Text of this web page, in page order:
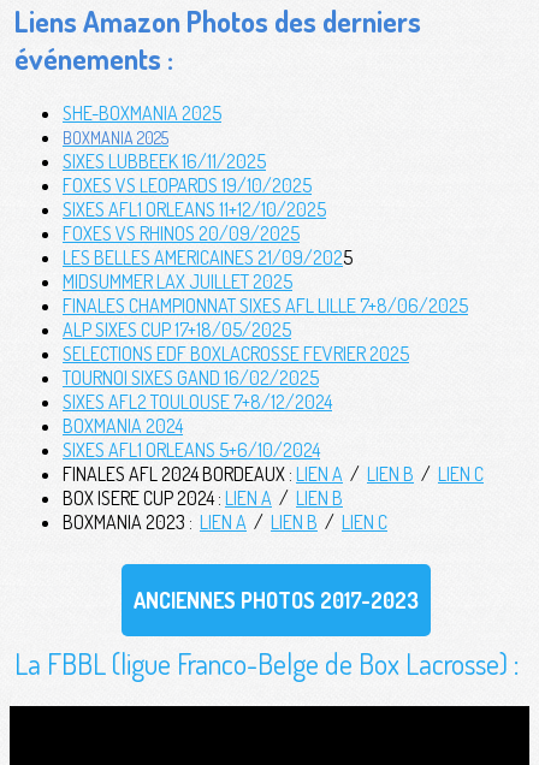
Liens Amazon Photos des derniers
événements :
SHE-BOXMANIA 2025
BOXMANIA 2025
SIXES LUBBEEK 16/11/2025
FOXES VS LEOPARDS 19/10/2025
SIXES AFL1 ORLEANS 11+12/10/2025
FOXES VS RHINOS 20/09/2025
LES BELLES AMERICAINES 21/09/2025
MIDSUMMER LAX JUILLET 2025
FINALES CHAMPIONNAT SIXES AFL LILLE 7+8/06/2025
ALP SIXES CUP 17+18/05/2025
SELECTIONS EDF BOXLACROSSE FEVRIER 2025
TOURNOI SIXES GAND 16/02/2025
SIXES AFL2 TOULOUSE 7+8/12/2024
BOXMANIA 2024
SIXES AFL1 ORLEANS 5+6/10/2024
FINALES AFL 2024 BORDEAUX : LIEN A / LIEN B / LIEN C
BOX ISERE CUP 2024 : LIEN A / LIEN B
BOXMANIA 2023 : LIEN A / LIEN B / LIEN C
ANCIENNES PHOTOS 2017-2023
La FBBL (ligue Franco-Belge de Box Lacrosse) :